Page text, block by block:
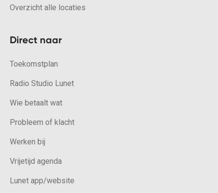
Overzicht alle locaties
Direct naar
Toekomstplan
Radio Studio Lunet
Wie betaalt wat
Probleem of klacht
Werken bij
Vrijetijd agenda
Lunet app/website